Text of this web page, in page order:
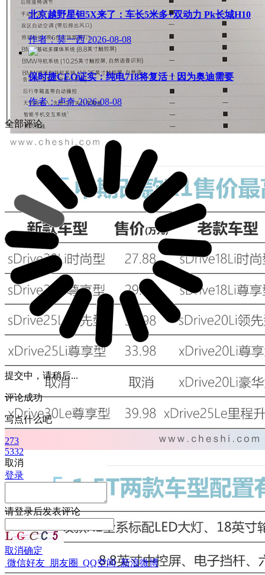
北京越野星钽5X来了：车长5米多+双动力 Pk长城H10
作者：莫一西 2026-08-08
保时捷CEO证实：纯电718将复活！因为奥迪需要
作者：卢奇 2026-08-08
全部评论
提交中，请稍后...
评论成功
写点什么吧
273
5332
取消
登录
请登录后发表评论
取消确定
微信好友 朋友圈 QQ空间 新浪微博